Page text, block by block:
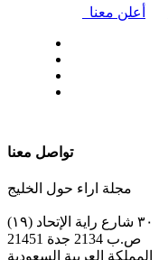
أعلن معنا
تواصل معنا
مجلة اراء حول الخليج
٣٠ شارع راية الإتحاد (١٩)
ص.ب 2134 جدة 21451
المملكة العربية السعودية